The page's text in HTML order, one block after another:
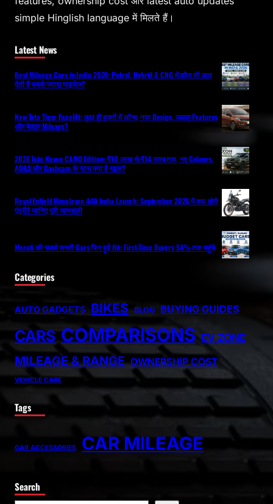
simple Hinglish language में मिलते हैं।
Latest News
Best Mileage Cars in India 2026: Petrol, Hybrid & CNG में कौन सी कार
देती है सबसे ज्यादा माइलेज?
New Tata Tigor Facelift: कुछ ही हफ्तों में लॉन्च, नया Design, ज्यादा Features
और बेहतर Mileage?
2026 Tata Nexon CAMO Edition: ₹10 लाख से ₹14 लाख तक, नए Colours,
ADAS और Dashcam के साथ क्या है खास?
Royal Enfield Himalayan 440 India Launch: September 2026 में क्या होगी
एंट्री? जानिए पूरी जानकारी
Maruti की सबसे सस्ती Cars फिर हुईं Hit: First-Time Buyers 54% तक पहुंचे
Categories
AUTO GADGETS BIKES BLOG BUYING GUIDES
CARS COMPARISONS EV ZONE
MILEAGE & RANGE OWNERSHIP COST
VEHICLE CARE
Tags
CAR ACCESSORIES CAR MILEAGE
Search